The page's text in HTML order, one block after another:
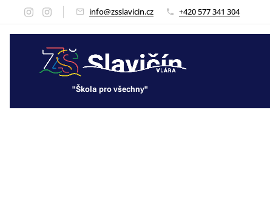
info@zsslavicin.cz +420 577 341 304
"Škola pro všechny"